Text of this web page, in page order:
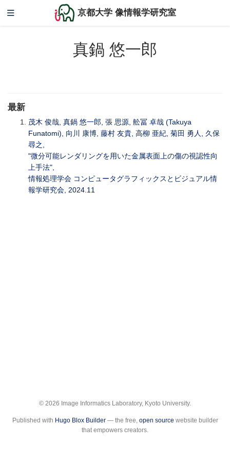
京都大学 像情報学研究室
真鍋 悠一郎
最新
茂木 俊哉, 真鍋 悠一郎, 張 思源, 舩冨 卓哉 (Takuya
Funatomi), 向川 康博, 藤村 友貴, 高柳 亜紀, 菊田 勇人, 久保
尋之,
"微分可能レンダリングを用いた金属表面上の傷の視認性向
上手法",
情報処理学会 コンピュータグラフィックスとビジュアル情
報学研究会, 2024.11
© 2026 Image Informatics Laboratory, Kyoto University.
Published with Hugo Blox Builder— the free, open source website builder
that empowers creators.